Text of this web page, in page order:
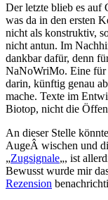
Der letzte blieb es auf
was da in den ersten
nicht als konstruktiv,
nicht antun. Im
dankbar dafür, denn
NaNoWriMo. Eine für
darin, künftig genau
mache. Texte im
Biotop, nicht die
An dieser Stelle
AugeÂ wischen und
„Zugsignale„, ist
Bewusst wurde mir
Rezension